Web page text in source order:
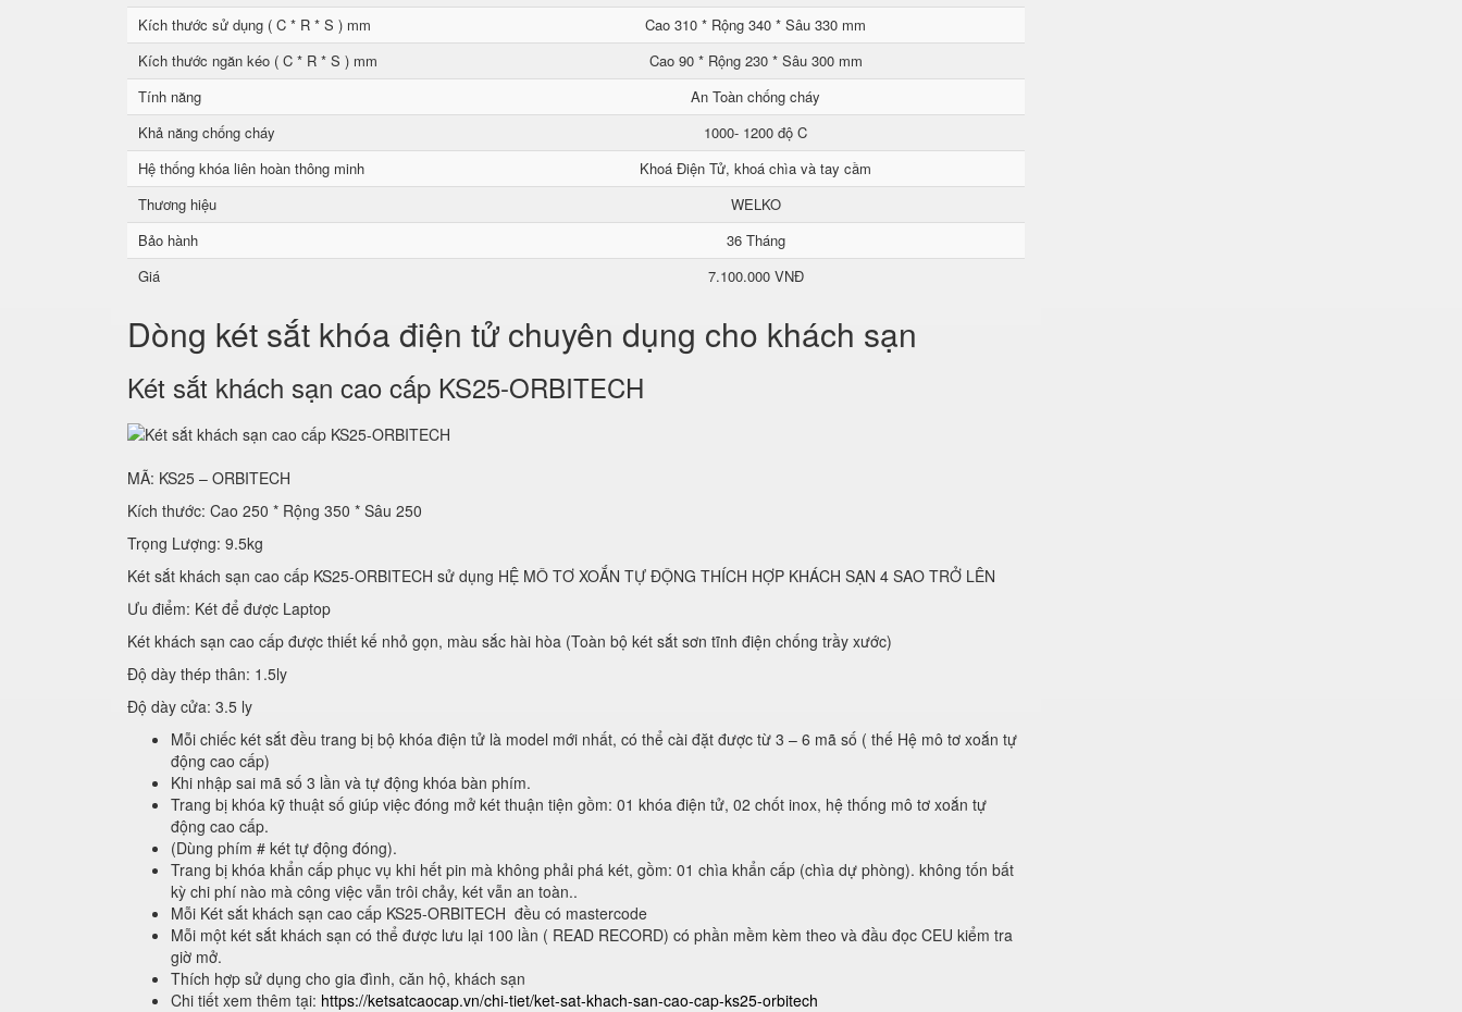
Kích thước sử dụng ( C * R * S ) mm
Cao 310 * Rộng 340 * Sâu 330 mm
Kích thước ngăn kéo ( C * R * S ) mm
Cao 90 * Rộng 230 * Sâu 300 mm
Tính năng
An Toàn chống cháy
Khả năng chống cháy
1000- 1200 độ C
Hệ thống khóa liên hoàn thông minh
Khoá Điện Tử, khoá chìa và tay cầm
Thương hiệu
WELKO
Bảo hành
36 Tháng
Giá
7.100.000 VNĐ
Dòng két sắt khóa điện tử chuyên dụng cho khách sạn
Két sắt khách sạn cao cấp KS25-ORBITECH
MÃ: KS25 – ORBITECH
Kích thước: Cao 250 * Rộng 350 * Sâu 250
Trọng Lượng: 9.5kg
Két sắt khách sạn cao cấp KS25-ORBITECH sử dụng HỆ MÔ TƠ XOẮN TỰ ĐỘNG THÍCH HỢP KHÁCH SẠN 4 SAO TRỞ LÊN
Ưu điểm: Két để được Laptop
Két khách sạn cao cấp được thiết kế nhỏ gọn, màu sắc hài hòa (Toàn bộ két sắt sơn tĩnh điện chống trầy xước)
Độ dày thép thân: 1.5ly
Độ dày cửa: 3.5 ly
Mỗi chiếc két sắt đều trang bị bộ khóa điện tử là model mới nhất, có thể cài đặt được từ 3 – 6 mã số ( thế Hệ mô tơ xoắn tự
động cao cấp)
Khi nhập sai mã số 3 lần và tự động khóa bàn phím.
Trang bị khóa kỹ thuật số giúp việc đóng mở két thuận tiện gồm: 01 khóa điện tử, 02 chốt inox, hệ thống mô tơ xoắn tự
động cao cấp.
(Dùng phím # két tự động đóng).
Trang bị khóa khẩn cấp phục vụ khi hết pin mà không phải phá két, gồm: 01 chìa khẩn cấp (chìa dự phòng). không tốn bất
kỳ chi phí nào mà công việc vẫn trôi chảy, két vẫn an toàn..
Mỗi Két sắt khách sạn cao cấp KS25-ORBITECH đều có mastercode
Mỗi một két sắt khách sạn có thể được lưu lại 100 lần ( READ RECORD) có phần mềm kèm theo và đầu đọc CEU kiểm tra
giờ mở.
Thích hợp sử dụng cho gia đình, căn hộ, khách sạn
Chi tiết xem thêm tại: https://ketsatcaocap.vn/chi-tiet/ket-sat-khach-san-cao-cap-ks25-orbitech